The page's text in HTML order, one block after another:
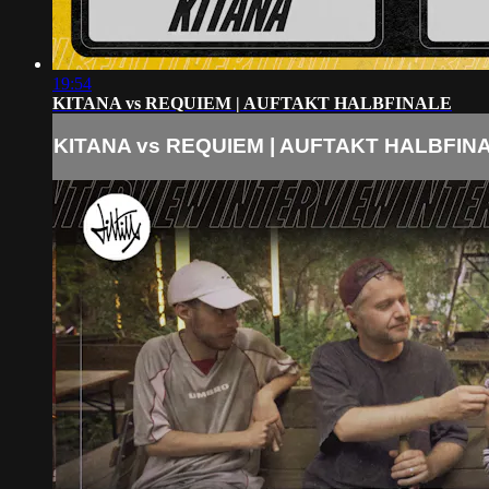
19:54
KITANA vs REQUIEM | AUFTAKT HALBFINALE
KITANA vs REQUIEM | AUFTAKT